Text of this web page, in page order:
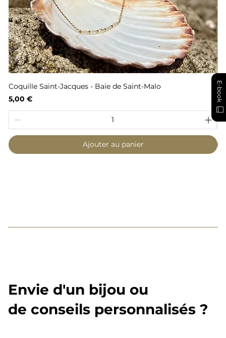
Coquille Saint-Jacques - Baie de Saint-Malo
Prix
5,00 €
Ajouter au panier
Envie d'un bijou ou
de conseils personnalisés ?
E-book